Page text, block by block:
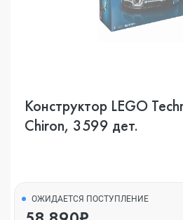
Конструктор LEGO
Chiron, 3599 дет.
ОЖИДАЕТСЯ ПОСТУПЛЕНИЕ